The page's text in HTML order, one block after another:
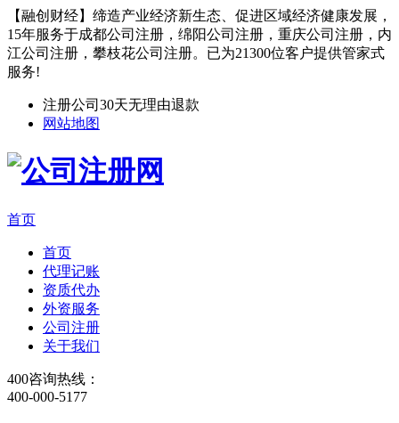
【融创财经】缔造产业经济新生态、促进区域经济健康发展，
15年服务于成都公司注册，绵阳公司注册，重庆公司注册，内
江公司注册，攀枝花公司注册。已为21300位客户提供管家式
服务!
注册公司30天无理由退款
网站地图
首页
首页
代理记账
资质代办
外资服务
公司注册
关于我们
400咨询热线：
400-000-5177